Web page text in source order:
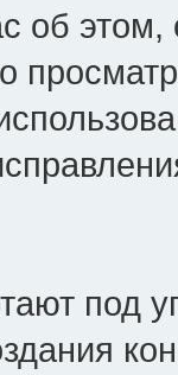
об
под